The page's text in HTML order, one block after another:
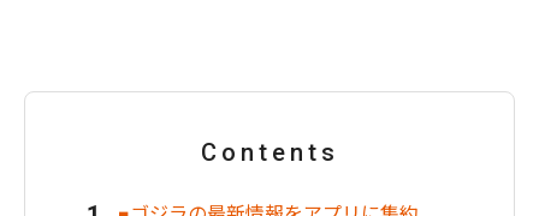
Contents